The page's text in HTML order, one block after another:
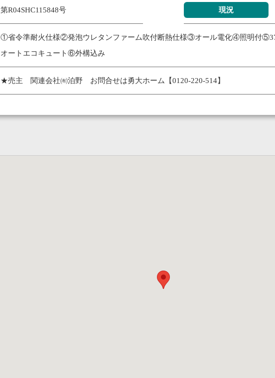
第R04SHC115848号 現況
①省令準耐火仕様②発泡ウレタンファーム吹付断熱仕様③オール電化④照明付
オートエコキュート⑥外構込み
★売主 関連会社㈲泊野 お問合せは勇大ホーム【0120-220-514】